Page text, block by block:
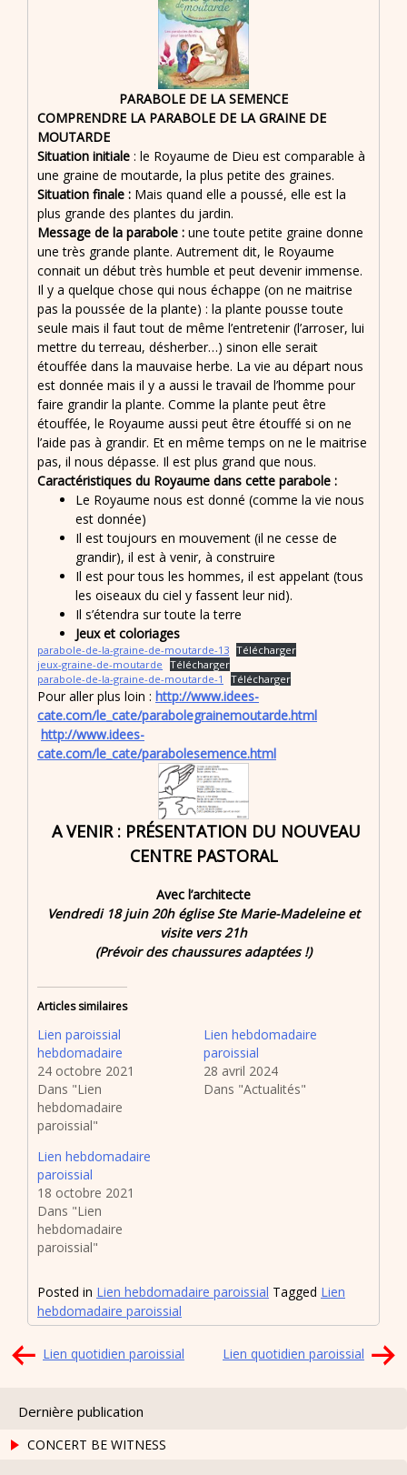
PARABOLE DE LA SEMENCE
COMPRENDRE LA PARABOLE DE LA GRAINE DE
MOUTARDE
Situation initiale : le Royaume de Dieu est comparable à
une graine de moutarde, la plus petite des graines.
Situation finale : Mais quand elle a poussé, elle est la
plus grande des plantes du jardin.
Message de la parabole : une toute petite graine donne
une très grande plante. Autrement dit, le Royaume
connait un début très humble et peut devenir immense.
Il y a quelque chose qui nous échappe (on ne maitrise
pas la poussée de la plante) : la plante pousse toute
seule mais il faut tout de même l’entretenir (l’arroser, lui
mettre du terreau, désherber…) sinon elle serait
étouffée dans la mauvaise herbe. La vie au départ nous
est donnée mais il y a aussi le travail de l’homme pour
faire grandir la plante. Comme la plante peut être
étouffée, le Royaume aussi peut être étouffé si on ne
l’aide pas à grandir. Et en même temps on ne le maitrise
pas, il nous dépasse. Il est plus grand que nous.
Caractéristiques du Royaume dans cette parabole :
Le Royaume nous est donné (comme la vie nous
est donnée)
Il est toujours en mouvement (il ne cesse de
grandir), il est à venir, à construire
Il est pour tous les hommes, il est appelant (tous
les oiseaux du ciel y fassent leur nid).
Il s’étendra sur toute la terre
Jeux et coloriages
parabole-de-la-graine-de-moutarde-13 Télécharger
jeux-graine-de-moutarde
Télécharger
parabole-de-la-graine-de-moutarde-1
Télécharger
Pour aller plus loin : http://www.idees-
cate.com/le_cate/parabolegrainemoutarde.html
http://www.idees-
cate.com/le_cate/parabolesemence.html
A VENIR : PRÉSENTATION DU NOUVEAU
CENTRE PASTORAL
Avec l’architecte
Vendredi 18 juin 20h église Ste Marie-Madeleine et
visite vers 21h
(Prévoir des chaussures adaptées !)
Articles similaires
Lien paroissial
hebdomadaire
24 octobre 2021
Dans "Lien
hebdomadaire
paroissial"
Lien hebdomadaire
paroissial
28 avril 2024
Dans "Actualités"
Lien hebdomadaire
paroissial
18 octobre 2021
Dans "Lien
hebdomadaire
paroissial"
Posted in Lien hebdomadaire paroissial Tagged Lien
hebdomadaire paroissial
Navigation
l’article
Lien quotidien paroissial Lien quotidien paroissial
Dernière publication
CONCERT BE WITNESS